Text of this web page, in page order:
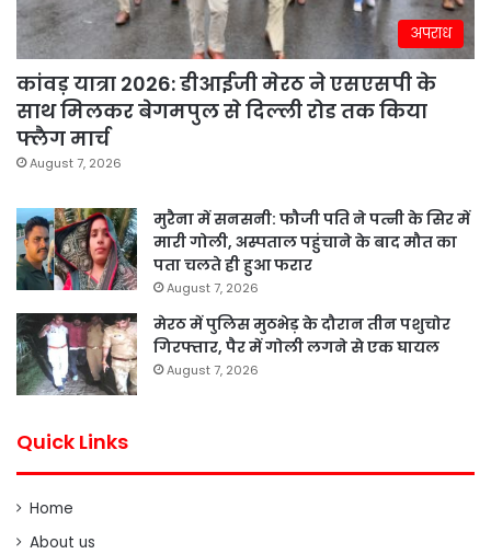
अपराध
कांवड़ यात्रा 2026: डीआईजी मेरठ ने एसएसपी के
साथ मिलकर बेगमपुल से दिल्ली रोड तक किया
फ्लैग मार्च
August 7, 2026
मुरैना में सनसनी: फौजी पति ने पत्नी के सिर में
मारी गोली, अस्पताल पहुंचाने के बाद मौत का
पता चलते ही हुआ फरार
August 7, 2026
मेरठ में पुलिस मुठभेड़ के दौरान तीन पशुचोर
गिरफ्तार, पैर में गोली लगने से एक घायल
August 7, 2026
Quick Links
Home
About us